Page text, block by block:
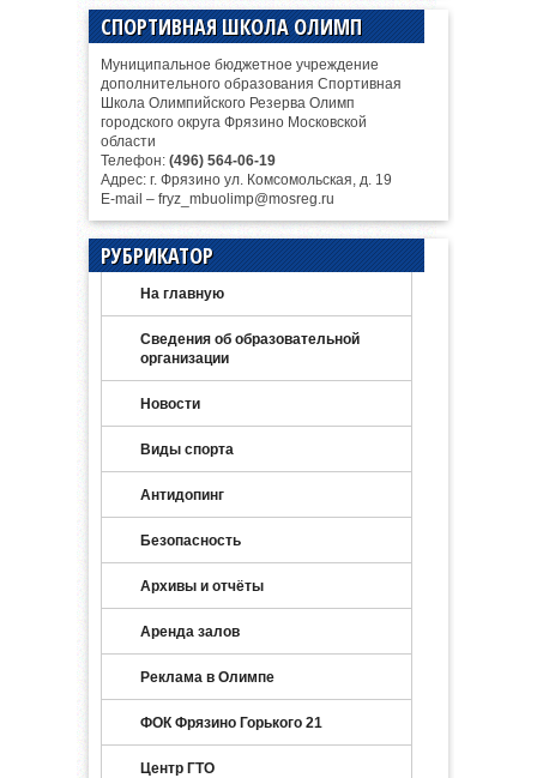
СПОРТИВНАЯ ШКОЛА ОЛИМП
Муниципальное бюджетное учреждение
дополнительного образования Спортивная
Школа Олимпийского Резерва Олимп
городского округа Фрязино Московской
области
Телефон: (496) 564-06-19
Адрес: г. Фрязино ул. Комсомольская, д. 19
E-mail – fryz_mbuolimp@mosreg.ru
РУБРИКАТОР
На главную
Сведения об образовательной
организации
Новости
Виды спорта
Антидопинг
Безопасность
Архивы и отчёты
Аренда залов
Реклама в Олимпе
ФОК Фрязино Горького 21
Центр ГТО